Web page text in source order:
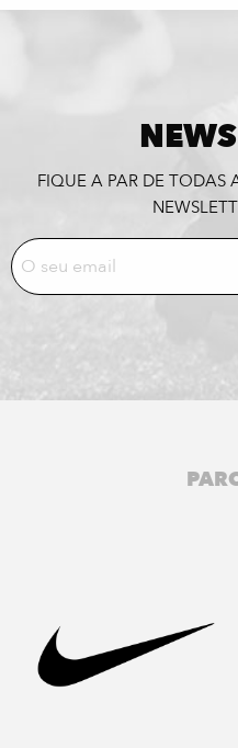
FIQUE A PAR DE TODAS